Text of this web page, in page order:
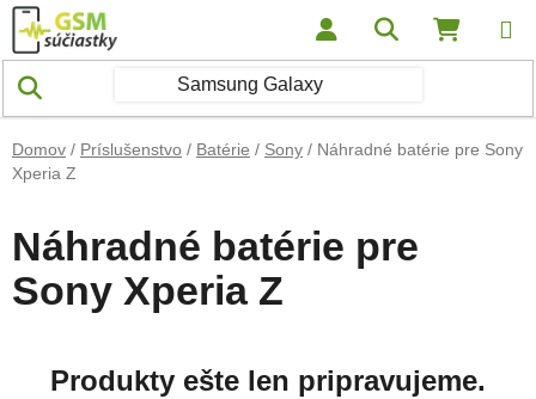
Prejsť na obsah Hľadať
Domov / Príslušenstvo / Batérie / Sony / Náhradné batérie pre Sony
Xperia Z
Náhradné batérie pre
Sony Xperia Z
Produkty ešte len pripravujeme.